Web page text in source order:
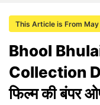
This Article is From May
Bhool
Collection
फिल्म की बंपर